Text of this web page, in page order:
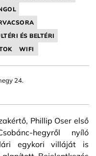
ÉS BELTÉRI
WIFI
24.
Phillip Oser első
hegyről nyíló
egykori villáját is